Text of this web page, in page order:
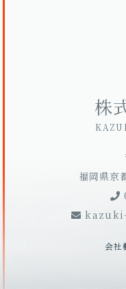
株
福岡県京
会社